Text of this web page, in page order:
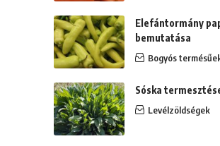
Elefántormány
bemutatása
Bogyós
Sóska
Levélzöldségek